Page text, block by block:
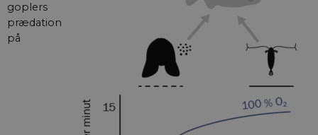
goplers
prædation
på